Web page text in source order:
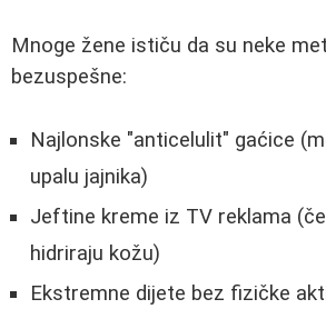
Mnoge žene ističu da su neke
bezuspešne:
Najlonske "anticelulit" gaćice
upalu jajnika)
Jeftine kreme iz TV reklama
hidriraju kožu)
Ekstremne dijete bez fizičke